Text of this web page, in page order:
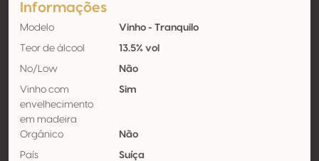
Informações
Modelo Vinho - Tranquilo
Teor de álcool 13.5% vol
No/Low Não
Vinho com
envelhecimento
em madeira
Sim
Orgânico Não
País Suíça